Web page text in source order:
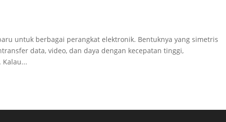
untuk berbagai perangkat elektronik. Bentuknya yang simetris
data, video, dan daya dengan kecepatan tinggi,